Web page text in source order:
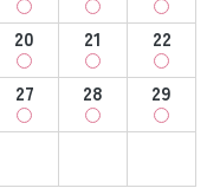
20 21
22
27 28
29